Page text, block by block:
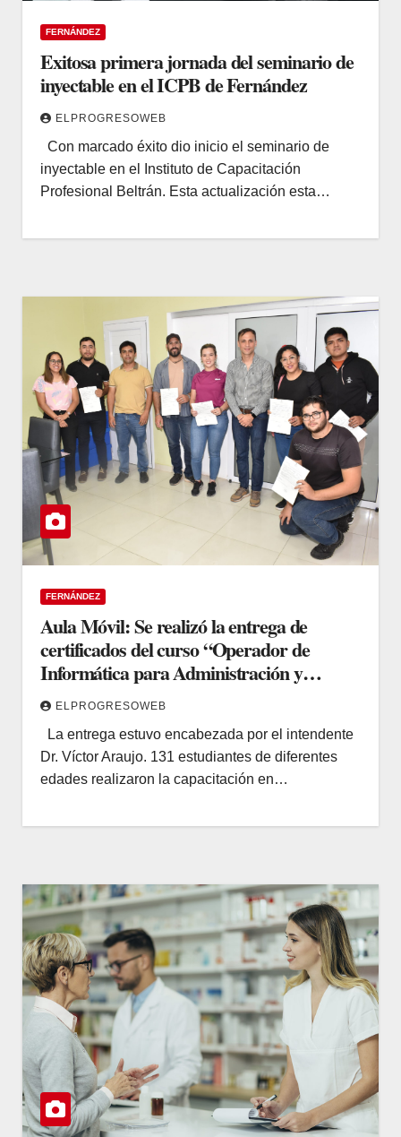
FERNÁNDEZ
Exitosa primera jornada del seminario de
inyectable en el ICPB de Fernández
ELPROGRESOWEB
Con marcado éxito dio inicio el seminario de
inyectable en el Instituto de Capacitación
Profesional Beltrán. Esta actualización esta…
FERNÁNDEZ
Aula Móvil: Se realizó la entrega de
certificados del curso “Operador de
Informática para Administración y
Gestión
ELPROGRESOWEB
La entrega estuvo encabezada por el intendente
Dr. Víctor Araujo. 131 estudiantes de diferentes
edades realizaron la capacitación en…